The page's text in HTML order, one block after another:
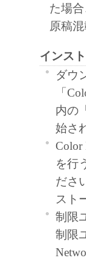
と
ノ
ユ
改
は
キ
よ
ザ
用
と
し
キ
よ
に
た場
原稿
インス
ダウ
「
内の
始さ
Color
を行
ださ
スト
制限
制限